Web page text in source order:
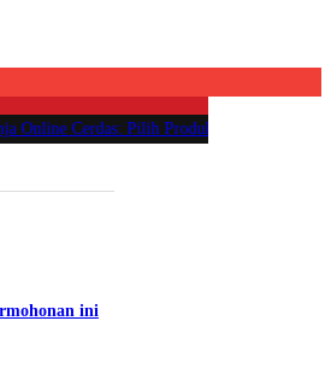
Cerdas: Pilih Produk dengan Bijak dan
ini